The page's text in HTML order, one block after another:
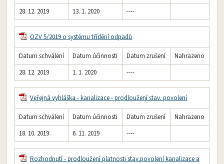
28. 12. 2019
13. 1. 2020 ----
OZV 5/2019 o systému třídění odpadů
Datum schválení Datum účinnosti Datum zrušení
Nahrazeno
28. 12. 2019
1. 1. 2020 ----
Veřejná vyhláška - kanalizace - prodloužení stav. povolení
Datum schválení Datum účinnosti Datum zrušení
Nahrazeno
18. 10. 2019
6. 11. 2019 ----
Rozhodnutí - prodloužení platnosti stav.povolení kanalizace a